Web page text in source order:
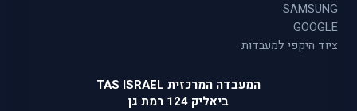
SAMSUNG
GOOGLE
ציוד היקפי למעבדות
המעבדה המרכזית TAS ISRAEL
ביאליק 124 רמת גן